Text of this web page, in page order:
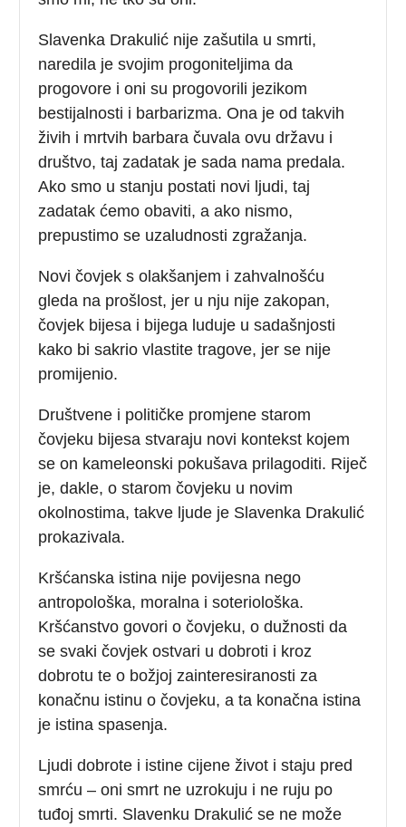
Slavenka Drakulić nije zašutila u smrti,
naredila je svojim progoniteljima da
progovore i oni su progovorili jezikom
bestijalnosti i barbarizma. Ona je od takvih
živih i mrtvih barbara čuvala ovu državu i
društvo, taj zadatak je sada nama predala.
Ako smo u stanju postati novi ljudi, taj
zadatak ćemo obaviti, a ako nismo,
prepustimo se uzaludnosti zgražanja.
Novi čovjek s olakšanjem i zahvalnošću
gleda na prošlost, jer u nju nije zakopan,
čovjek bijesa i bijega luduje u sadašnjosti
kako bi sakrio vlastite tragove, jer se nije
promijenio.
Društvene i političke promjene starom
čovjeku bijesa stvaraju novi kontekst kojem
se on kameleonski pokušava prilagoditi. Riječ
je, dakle, o starom čovjeku u novim
okolnostima, takve ljude je Slavenka Drakulić
prokazivala.
Kršćanska istina nije povijesna nego
antropološka, moralna i soteriološka.
Kršćanstvo govori o čovjeku, o dužnosti da
se svaki čovjek ostvari u dobroti i kroz
dobrotu te o božjoj zainteresiranosti za
konačnu istinu o čovjeku, a ta konačna istina
je istina spasenja.
Ljudi dobrote i istine cijene život i staju pred
smrću – oni smrt ne uzrokuju i ne ruju po
tuđoj smrti. Slavenku Drakulić se ne može